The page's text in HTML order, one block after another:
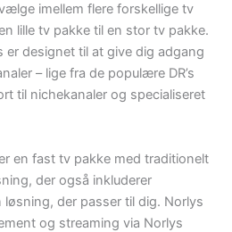
imellem flere forskellige tv
lille tv pakke til en stor tv pakke.
er designet til at give dig adgang
– lige fra de populære DR’s
til nichekanaler og specialiseret
en fast tv pakke med traditionelt
der også inkluderer
der passer til dig. Norlys
og streaming via Norlys